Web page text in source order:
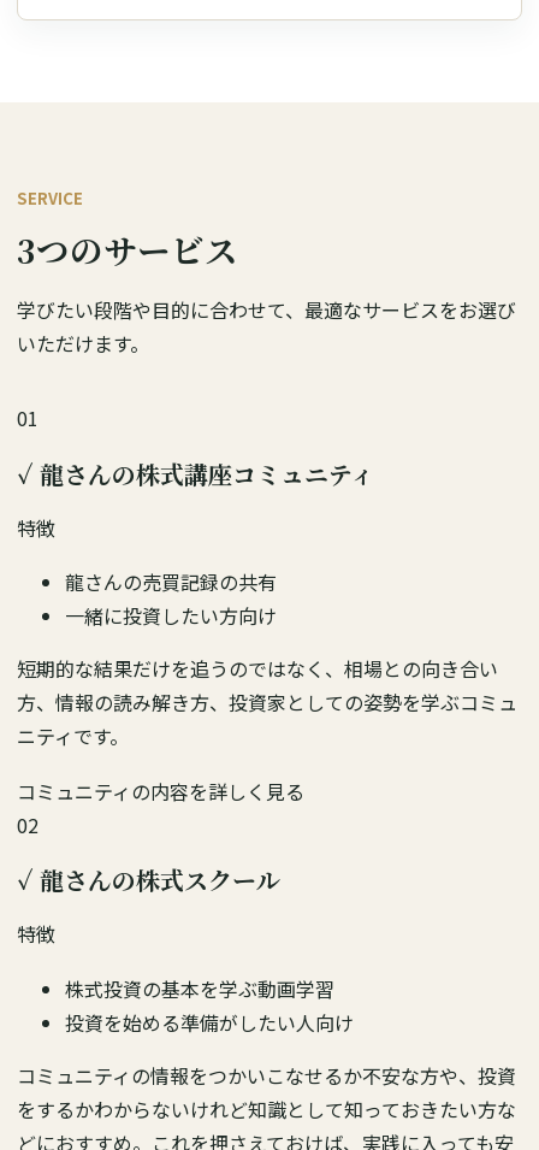
SERVICE
3つのサービス
学びたい段階や目的に合わせて、最適なサービスをお選び
いただけます。
01
✓ 龍さんの株式講座コミュニティ
特徴
龍さんの売買記録の共有
一緒に投資したい方向け
短期的な結果だけを追うのではなく、相場との向き合い
方、情報の読み解き方、投資家としての姿勢を学ぶコミュ
ニティです。
コミュニティの内容を詳しく見る
02
✓ 龍さんの株式スクール
特徴
株式投資の基本を学ぶ動画学習
投資を始める準備がしたい人向け
コミュニティの情報をつかいこなせるか不安な方や、投資
をするかわからないけれど知識として知っておきたい方な
どにおすすめ。これを押さえておけば、実践に入っても安